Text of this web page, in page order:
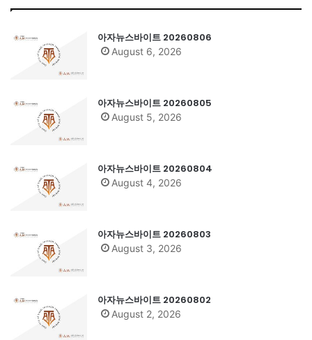
아자뉴스바이트 20260806
August 6, 2026
아자뉴스바이트 20260805
August 5, 2026
아자뉴스바이트 20260804
August 4, 2026
아자뉴스바이트 20260803
August 3, 2026
아자뉴스바이트 20260802
August 2, 2026